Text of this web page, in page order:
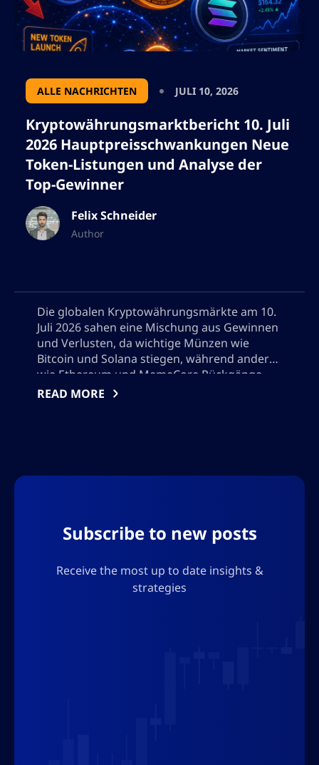
ALLE NACHRICHTEN JULI 10, 2026
Kryptowährungsmarktbericht 10. Juli
2026 Hauptpreisschwankungen Neue
Token-Listungen und Analyse der
Top-Gewinner
Felix Schneider
Author
Die globalen Kryptowährungsmärkte am 10.
Juli 2026 sahen eine Mischung aus Gewinnen
und Verlusten, da wichtige Münzen wie
Bitcoin und Solana stiegen, während andere
wie Ethereum und MemeCore Rückgänge
verzeichneten. Diese umfassende Analyse
Ausgabe in json verwenden, also fügen Sie
keine Zeichen hinzu, die das json-Format
zerstören würden.
READ MORE
Subscribe to new posts
Receive the most up to date insights &
strategies